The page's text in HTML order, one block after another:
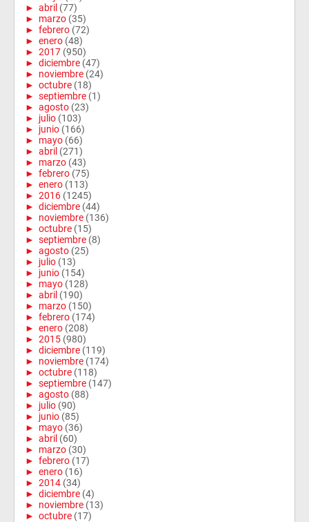
► abril (77)
► marzo (35)
► febrero (72)
► enero (48)
► 2017 (950)
► diciembre (47)
► noviembre (24)
► octubre (18)
► septiembre (1)
► agosto (23)
► julio (103)
► junio (166)
► mayo (66)
► abril (271)
► marzo (43)
► febrero (75)
► enero (113)
► 2016 (1245)
► diciembre (44)
► noviembre (136)
► octubre (15)
► septiembre (8)
► agosto (25)
► julio (13)
► junio (154)
► mayo (128)
► abril (190)
► marzo (150)
► febrero (174)
► enero (208)
► 2015 (980)
► diciembre (119)
► noviembre (174)
► octubre (118)
► septiembre (147)
► agosto (88)
► julio (90)
► junio (85)
► mayo (36)
► abril (60)
► marzo (30)
► febrero (17)
► enero (16)
► 2014 (34)
► diciembre (4)
► noviembre (13)
► octubre (17)